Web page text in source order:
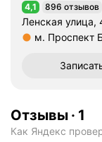
Рейтинг 4,1 из 5
4,1 896 отзывов
Ленская улица,
м. Проспект
Отзывы · 1
Как Яндекс